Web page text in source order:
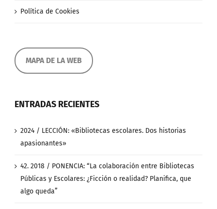
Política de Cookies
MAPA DE LA WEB
ENTRADAS RECIENTES
2024 / LECCIÓN: «Bibliotecas escolares. Dos historias
apasionantes»
42. 2018 / PONENCIA: “La colaboración entre Bibliotecas
Públicas y Escolares: ¿Ficción o realidad? Planifica, que
algo queda”